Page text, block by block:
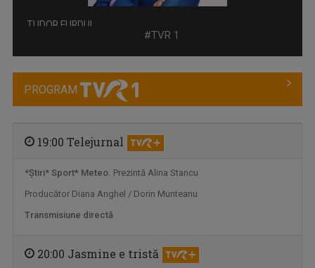
Cu o profesie de economist şi cu visele din ...
EDA MARCUS
E o prezenţă îndrăgită pe micul ecran, ba mai ...
#TVR 1
PROGRAM
19:00 Telejurnal
*Ştiri* Sport* Meteo. Prezintă Alina Stancu
Producător Diana Anghel / Dorin Munteanu
Transmisiune directă
20:00 Jasmine e tristă